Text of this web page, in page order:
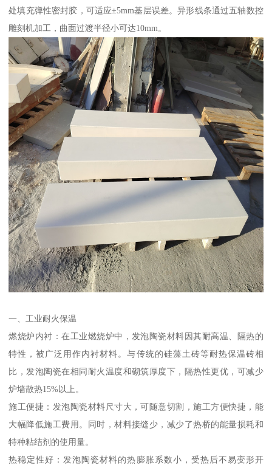
处填充弹性密封胶，可适应±5mm基层误差。异形线条通过五轴数控
雕刻机加工，曲面过渡半径小可达10mm。
一、工业耐火保温
燃烧炉内衬：在工业燃烧炉中，发泡陶瓷材料因其耐高温、隔热的
特性，被广泛用作内衬材料。与传统的硅藻土砖等耐热保温砖相
比，发泡陶瓷在相同耐火温度和砌筑厚度下，隔热性更优，可减少
炉墙散热15%以上。
施工便捷：发泡陶瓷材料尺寸大，可随意切割，施工方便快捷，能
大幅降低施工费用。同时，材料接缝少，减少了热桥的能量损耗和
特种粘结剂的使用量。
热稳定性好：发泡陶瓷材料的热膨胀系数小，受热后不易变形开